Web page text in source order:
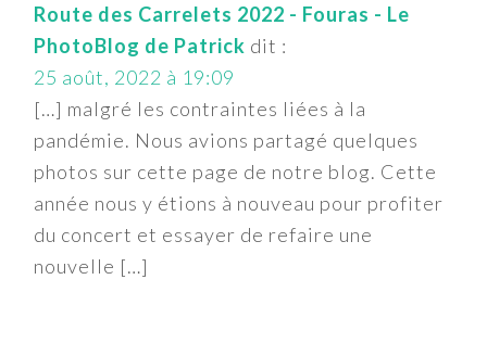
Route des Carrelets 2022 - Fouras - Le
PhotoBlog de Patrick dit :
25 août, 2022 à 19:09
[…] malgré les contraintes liées à la
pandémie. Nous avions partagé quelques
photos sur cette page de notre blog. Cette
année nous y étions à nouveau pour profiter
du concert et essayer de refaire une
nouvelle […]